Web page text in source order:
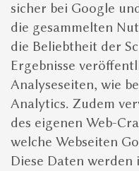
sicher bei Google
die gesammelten
die Beliebtheit der
Ergebnisse
Analyseseiten, wie
Analytics. Zudem
des eigenen Web-
welche Webseiten
Diese Daten